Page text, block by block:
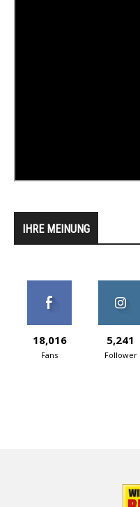
IHRE MEINUNG
18,016
Fans
5,241
Follower